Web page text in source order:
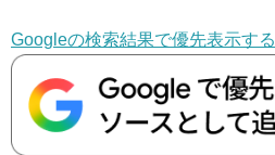
Googleの検索結果で優先表示する